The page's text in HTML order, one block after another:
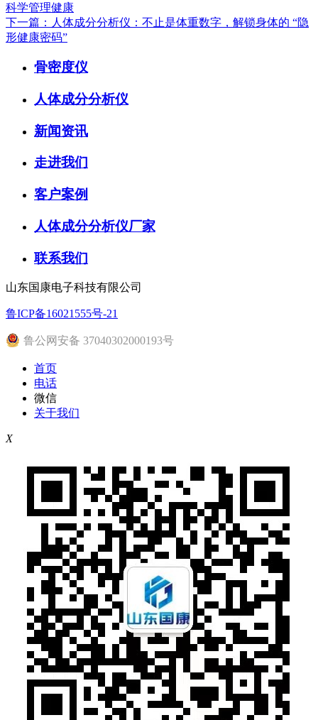
科学管理健康
下一篇：人体成分分析仪：不止是体重数字，解锁身体的 “隐
形健康密码”
骨密度仪
人体成分分析仪
新闻资讯
走进我们
客户案例
人体成分分析仪厂家
联系我们
山东国康电子科技有限公司
鲁ICP备16021555号-21
鲁公网安备 37040302000193号
首页
电话
微信
关于我们
X